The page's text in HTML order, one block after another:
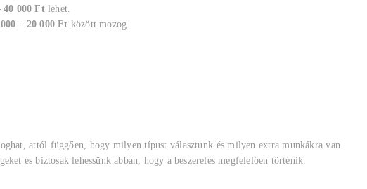
40 000 Ftlehet.
– 20 000 Ft között mozog.
attól függően, hogy milyen típust választunk és milyen extra munkákra van
és biztosak lehessünk abban, hogy a beszerelés megfelelően történik.